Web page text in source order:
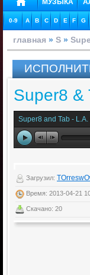
МУЗЫКА
0-9 A B C D E F G
главная » S »
Super8 &
Super8 and Tab -
Загрузил:
Время: 2013-04-21
Скачано: 20